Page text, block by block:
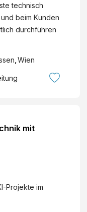
technisch
beim Kunden
durchführen
Wien
mit
Projekte im